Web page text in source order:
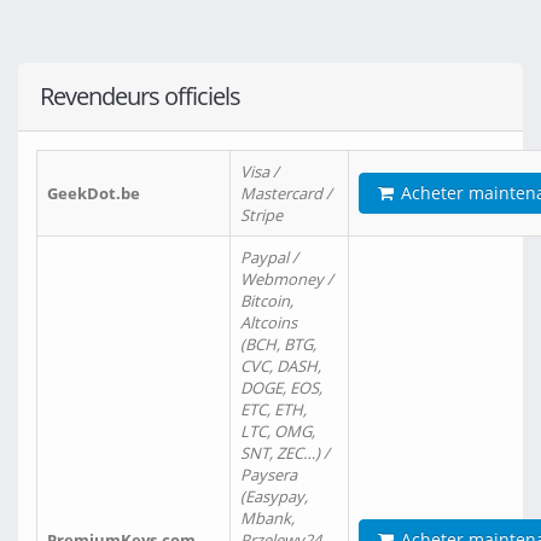
Revendeurs officiels
GeekDot.be
Visa /
Mastercard /
Stripe
Acheter
Paypal /
Webmoney /
Bitcoin,
Altcoins
(BCH, BTG,
CVC, DASH,
DOGE, EOS,
ETC, ETH,
LTC, OMG,
SNT, ZEC…) /
Paysera
(Easypay,
Mbank,